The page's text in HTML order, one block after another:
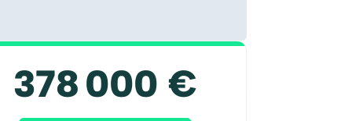
378 000 €